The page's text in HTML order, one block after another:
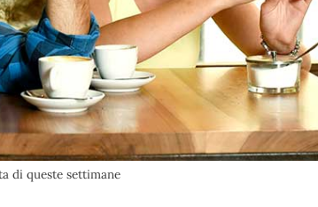
di queste settimane